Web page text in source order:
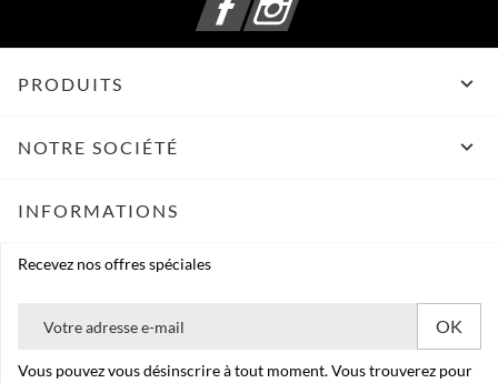
PRODUITS 
NOTRE SOCIÉTÉ 
INFORMATIONS
Recevez nos offres spéciales
Vous pouvez vous désinscrire à tout moment. Vous trouverez pour